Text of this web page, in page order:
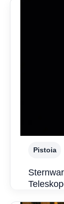
Pistoia